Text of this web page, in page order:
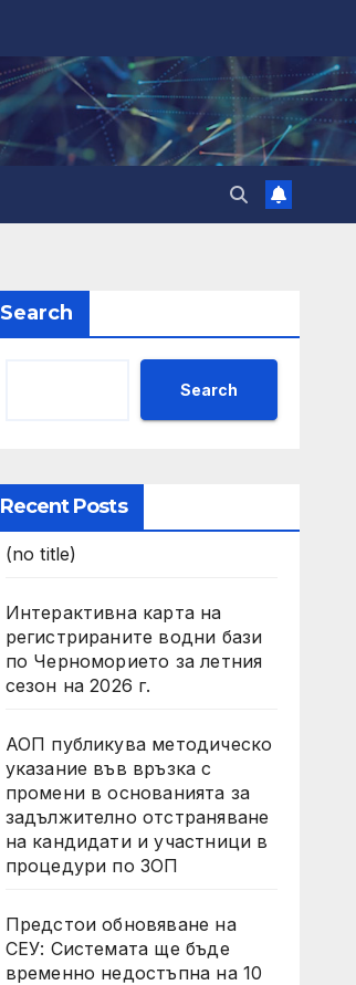
Search
Search
Recent Posts
(no title)
Интерактивна карта на
регистрираните водни бази
по Черноморието за летния
сезон на 2026 г.
АОП публикува методическо
указание във връзка с
промени в основанията за
задължително отстраняване
на кандидати и участници в
процедури по ЗОП
Предстои обновяване на
СЕУ: Системата ще бъде
временно недостъпна на 10